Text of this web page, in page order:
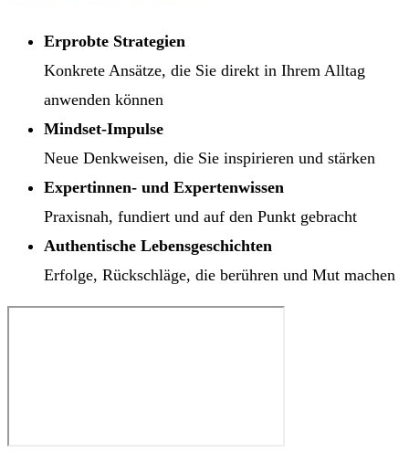
Erprobte Strategien
Konkrete Ansätze, die Sie direkt in Ihrem Alltag
anwenden können
Mindset-Impulse
Neue Denkweisen, die Sie inspirieren und stärken
Expertinnen- und Expertenwissen
Praxisnah, fundiert und auf den Punkt gebracht
Authentische Lebensgeschichten
Erfolge, Rückschläge, die berühren und Mut machen